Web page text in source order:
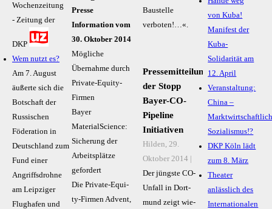
Wochenzeitung
- Zeitung der
DKP
Wem nutzt es?
Am 7. August
äußerte sich die
Botschaft der
Russischen
Föderation in
Deutschland zum
Fund einer
Angriffsdrohne
am Leipziger
Flughafen und
Presse
Information vom
30. Oktober 2014
Mögliche
Übernahme durch
Private-Equity-
Firmen
Bayer
MaterialScience:
Sicherung der
Arbeitsplätze
gefordert
Die Pri­va­te-Equi­
ty-Fir­men Ad­vent,
Pressemitteilung
der Stopp
Bayer-CO-
Pipeline
Initiativen
Hilden, 29.
Oktober 2014 |
Der jüngs­te CO-
Un­fall in Dort­
mund zeigt wie­
von Kuba!
Manifest der
Kuba-
Solidarität am
12. April
Veranstaltung:
China –
Sozialismus!?
DKP Köln lädt
zum 8. März
Theater
anlässlich des
Internationalen